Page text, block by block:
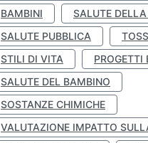
BAMBINI
SALUTE
SALUTE PUBBLICA
STILI DI VITA
PROGETTI
SALUTE DEL BAMBINO
SOSTANZE CHIMICHE
VALUTAZIONE IMPATTO